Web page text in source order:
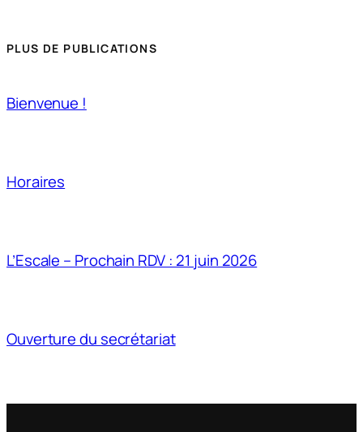
PLUS DE PUBLICATIONS
Bienvenue !
Horaires
L’Escale – Prochain RDV : 21 juin 2026
Ouverture du secrétariat